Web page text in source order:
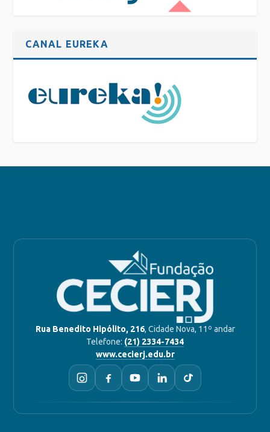
CANAL EUREKA
Rua Benedito Hipólito, 216, Cidade Nova, 11º andar
Telefone: (21) 2334-7434
www.cecierj.edu.br